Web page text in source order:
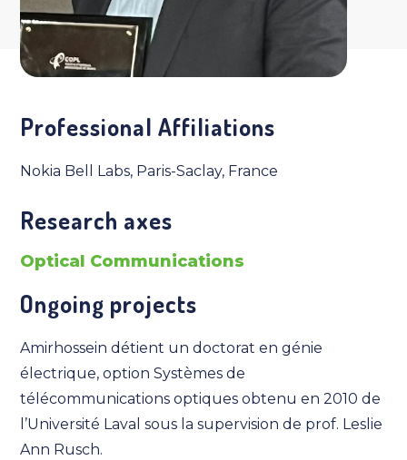
Professional Affiliations
Nokia Bell Labs, Paris-Saclay, France
Research axes
Optical Communications
Ongoing projects
Amirhossein détient un doctorat en génie
électrique, option Systèmes de
télécommunications optiques obtenu en 2010 de
l’Université Laval sous la supervision de prof. Leslie
Ann Rusch.